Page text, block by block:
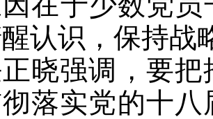
认识，保持战
晓强调，要
落实党的十